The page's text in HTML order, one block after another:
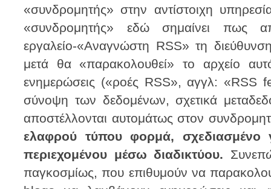
«συνδρομητής» στην αντίστοιχη
«συνδρομητής» εδώ σημαίνει πως
εργαλείο-«Αναγνώστη RSS» τη
μετά θα «παρακολουθεί» το αρχείο
ενημερώσεις («ροές RSS», αγγλ: «RSS
σύνοψη των δεδομένων, σχετικά
αποστέλλονται αυτομάτως στον
ελαφρού τύπου φορμά, σχεδιασμένο
περιεχομένου μέσω διαδικτύου.
παγκοσμίως, που επιθυμούν να